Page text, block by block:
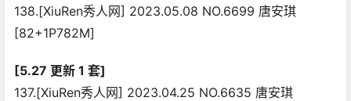
138.[XiuRen秀人网] 2023.05.08 NO.6699 唐安琪
[82+1P782M]
[5.27 更新 1 套]
137.[XiuRen秀人网] 2023.04.25 NO.6635 唐安琪